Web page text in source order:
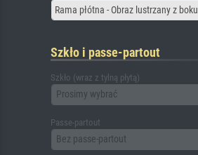
Rama płótna - Obraz lustrzany z boku
Szkło i passe-partout
Szkło (wraz z tylną płytą)
Prosimy wybrać
Passe-partout
Bez passe-partout